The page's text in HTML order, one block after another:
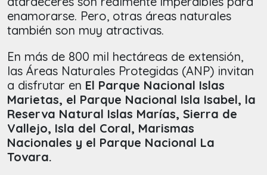
enamorarse. Pero, otras áreas naturales
también son muy atractivas.
En más de 800 mil hectáreas de extensión,
las Áreas Naturales Protegidas (ANP) invitan
a disfrutar en El Parque Nacional Islas
Marietas, el Parque Nacional Isla Isabel, la
Reserva Natural Islas Marías, Sierra de
Vallejo, Isla del Coral, Marismas
Nacionales y el Parque Nacional La
Tovara.